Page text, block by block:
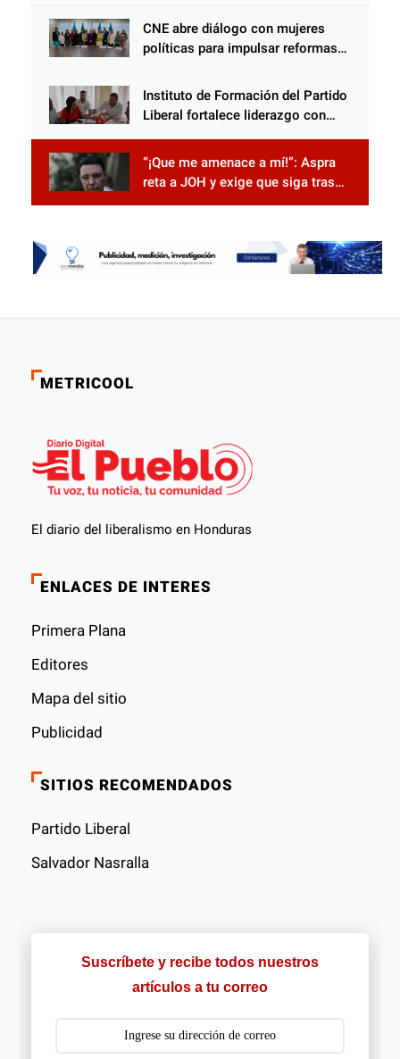
Censo Nacional 2026
CNE abre diálogo con mujeres
políticas para impulsar reformas
Instituto de Formación del Partido
Liberal fortalece liderazgo con
“¡Que me amenace a mí!”: Aspra
reta a JOH y exige que siga tras
METRICOOL
El diario del liberalismo en Honduras
ENLACES DE INTERES
Primera Plana
Editores
Mapa del sitio
Publicidad
SITIOS RECOMENDADOS
Partido Liberal
Salvador Nasralla
Suscríbete y recibe todos nuestros
artículos a tu correo